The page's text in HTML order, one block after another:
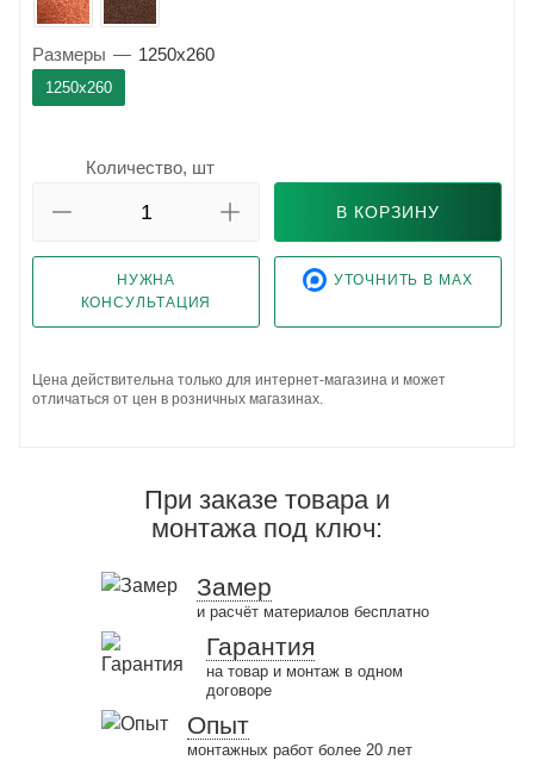
Размеры — 1250x260
1250x260
Количество, шт
В КОРЗИНУ
НУЖНА
КОНСУЛЬТАЦИЯ
УТОЧНИТЬ В MAX
Цена действительна только для интернет-магазина и может
отличаться от цен в розничных магазинах.
При заказе товара и
монтажа под ключ:
Замер
и расчёт материалов бесплатно
Гарантия
на товар и монтаж в одном
договоре
Опыт
монтажных работ более 20 лет